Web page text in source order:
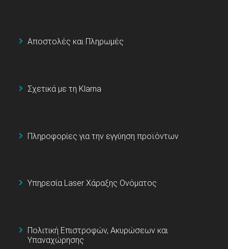
Αποστολές και Πληρωμές
Σχετικά με τη Klarna
Πληροφορίες για την εγγύηση προϊόντων
Υπηρεσία Laser Χάραξης Ονόματος
Πολιτική Επιστροφών, Ακυρώσεων και
Υπαναχώρησης